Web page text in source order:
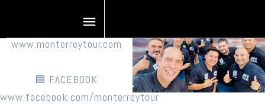
⬛️ PÁGINA WEB
www.monterreytour.com
🟦 FACEBOOK
www.facebook.com/monterreytour